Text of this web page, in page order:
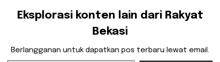
Eksplorasi konten lain dari Rakyat
Bekasi
Berlangganan untuk dapatkan pos terbaru lewat email.
Ketikkan email Anda...